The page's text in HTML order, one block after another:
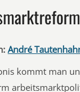
André
kommt man